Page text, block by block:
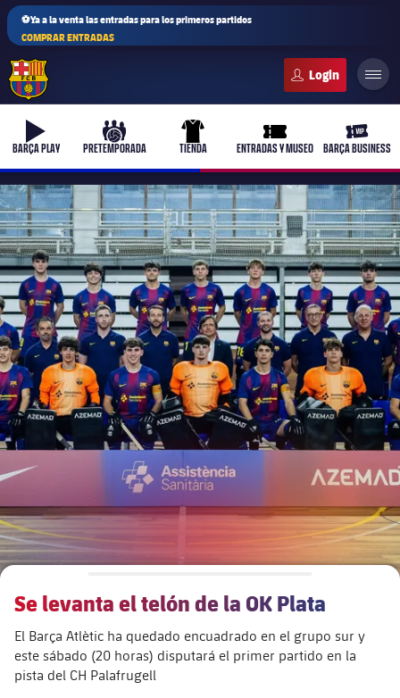
⚽Ya a la venta las entradas para los primeros partidos
COMPRAR ENTRADAS
b-play
BARÇA PLAY
culers-ball
PRETEMPORADA
uniform
TIENDA
ticket-full
ENTRADAS Y MUSEO
ticket-
BARÇA BUSINESS
plusicon
más
Junta Directiva
Estructura ejecutiva
chevron-right
label.aria.chevronright
Órganos
chevron-right
label.aria.chevronright
Documents
Barça Academy
Más que un club
Masia 360
plusicon
más
Década a década
Presidentes
Se levanta el telón de la OK Plata
El Barça Atlètic ha quedado encuadrado en el grupo sur y
este sábado (20 horas) disputará el primer partido en la
pista del CH Palafrugell